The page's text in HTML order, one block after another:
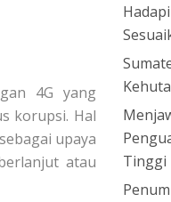
4G yang
korupsi. Hal
upaya
atau
Tinggi